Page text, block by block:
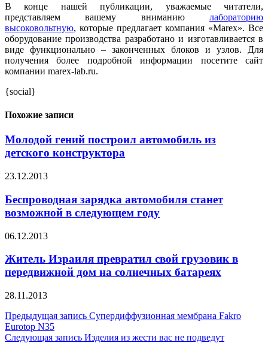
В конце нашей публикации, уважаемые читатели,
представляем вашему вниманию лабораторию
высоковольтную, которые предлагает компания «Marex». Все
оборудование производства разработано и изготавливается в
виде функционально – законченных блоков и узлов. Для
получения более подробной информации посетите сайт
компании marex-lab.ru.
{social}
Похожие записи
Молодой гений построил автомобиль из
детского конструктора
23.12.2013
Беспроводная зарядка автомобиля станет
возможной в следующем году
06.12.2013
Житель Израиля превратил свой грузовик в
передвижной дом на солнечных батареях
28.11.2013
Навигация
по
Предыдущая запись Супердиффузионная мембрана Fakro
Eurotop N35
Следующая запись Изделия из жести вас не подведут